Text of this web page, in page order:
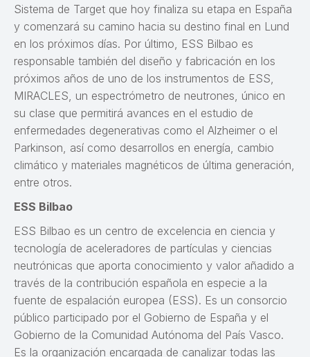
Sistema de Target que hoy finaliza su etapa en España
y comenzará su camino hacia su destino final en Lund
en los próximos días. Por último, ESS Bilbao es
responsable también del diseño y fabricación en los
próximos años de uno de los instrumentos de ESS,
MIRACLES, un espectrómetro de neutrones, único en
su clase que permitirá avances en el estudio de
enfermedades degenerativas como el Alzheimer o el
Parkinson, así como desarrollos en energía, cambio
climático y materiales magnéticos de última generación,
entre otros.
ESS Bilbao
ESS Bilbao es un centro de excelencia en ciencia y
tecnología de aceleradores de partículas y ciencias
neutrónicas que aporta conocimiento y valor añadido a
través de la contribución española en especie a la
fuente de espalación europea (ESS). Es un consorcio
público participado por el Gobierno de España y el
Gobierno de la Comunidad Autónoma del País Vasco.
Es la organización encargada de canalizar todas las